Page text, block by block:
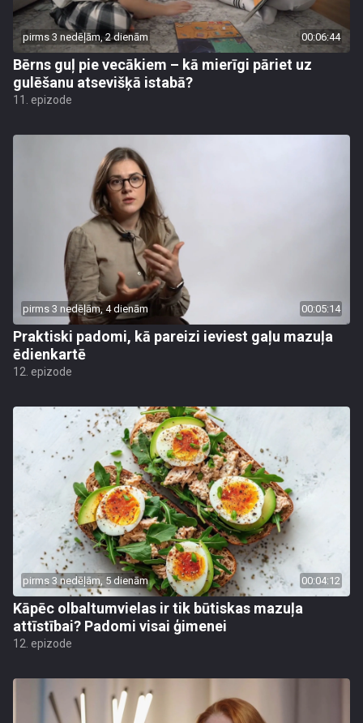
pirms 3 nedēļām, 2 dienām 00:06:44
Bērns guļ pie vecākiem – kā mierīgi pāriet uz
gulēšanu atsevišķā istabā?
11. epizode
pirms 3 nedēļām, 4 dienām 00:05:14
Praktiski padomi, kā pareizi ieviest gaļu mazuļa
ēdienkartē
12. epizode
pirms 3 nedēļām, 5 dienām 00:04:12
Kāpēc olbaltumvielas ir tik būtiskas mazuļa
attīstībai? Padomi visai ģimenei
12. epizode